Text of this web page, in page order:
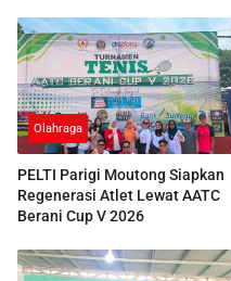
Olahraga
PELTI Parigi Moutong Siapkan
Regenerasi Atlet Lewat AATC
Berani Cup V 2026